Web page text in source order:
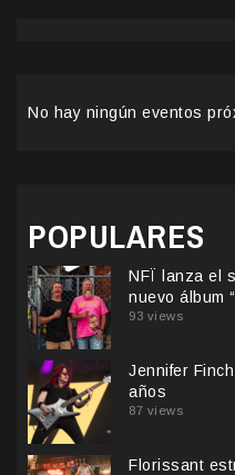
No hay ningún eventos
POPULARES
NFÏ lanza el
nuevo álbum
93 views
Jennifer
años
87 views
Florissant